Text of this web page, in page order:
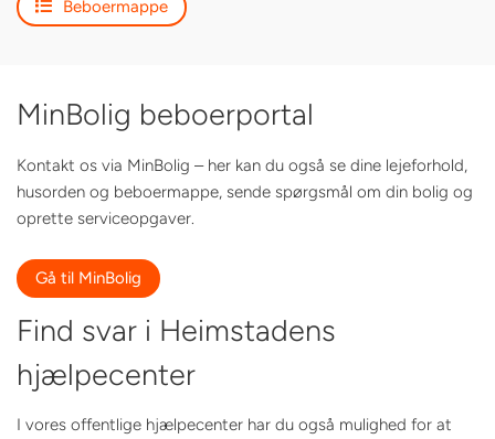
Beboermappe
MinBolig beboerportal
Kontakt os via MinBolig – her kan du også se dine lejeforhold,
husorden og beboermappe, sende spørgsmål om din bolig og
oprette serviceopgaver.
Gå til MinBolig
Find svar i Heimstadens
hjælpecenter
I vores offentlige hjælpecenter har du også mulighed for at